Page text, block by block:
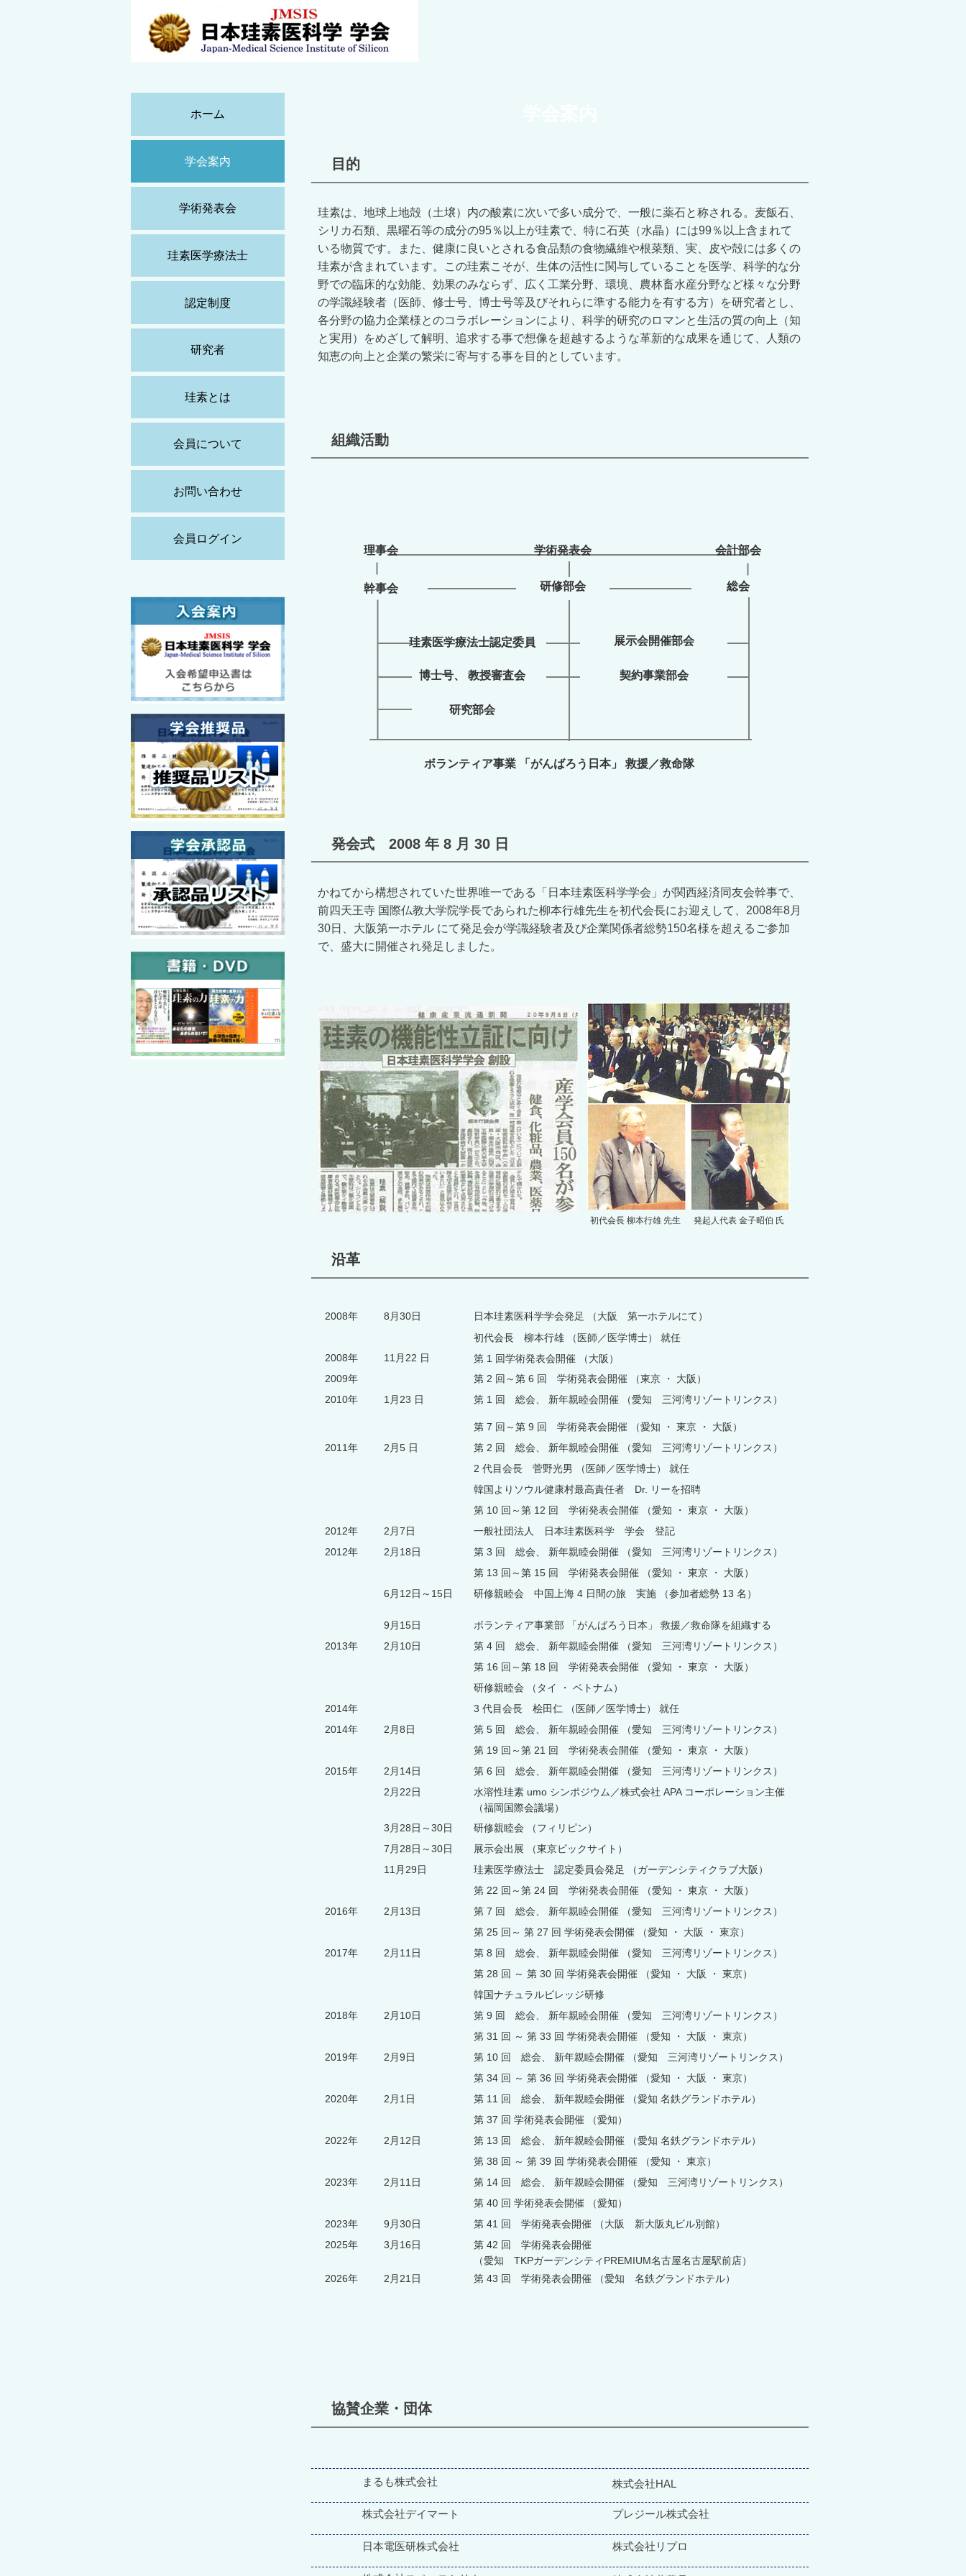
ホーム
学会案内
学術発表会
珪素医学療法士
認定制度
研究者
珪素とは
会員について
お問い合わせ
会員ログイン
目的
珪素は、地球上地殻（土壌）内の酸素に次いで多い成分で、一般に薬石と称される。麦飯石、
シリカ石類、黒曜石等の成分の95％以上が珪素で、特に石英（水晶）には99％以上含まれて
いる物質です。また、健康に良いとされる食品類の食物繊維や根菜類、実、皮や殻には多くの
珪素が含まれています。この珪素こそが、生体の活性に関与していることを医学、科学的な分
野での臨床的な効能、効果のみならず、広く工業分野、環境、農林畜水産分野など様々な分野
の学識経験者（医師、修士号、博士号等及びそれらに準する能力を有する方）を研究者とし、
各分野の協力企業様とのコラボレーションにより、科学的研究のロマンと生活の質の向上（知
と実用）をめざして解明、追求する事で想像を超越するような革新的な成果を通じて、人類の
知恵の向上と企業の繁栄に寄与する事を目的としています。
組織活動
理事会
研修部会 総会
幹事会
学術発表会 会計部会
珪素医学療法士認定委員 展示会開催部会
博士号、 教授審査会 契約事業部会
研究部会
ボランティア事業 「がんばろう日本」 救援／救命隊
発会式 2008 年 8 月 30 日
かねてから構想されていた世界唯一である「日本珪素医科学学会」が関西経済同友会幹事で、
前四天王寺 国際仏教大学院学長であられた柳本行雄先生を初代会長にお迎えして、2008年8月
30日、大阪第一ホテル にて発足会が学識経験者及び企業関係者総勢150名様を超えるご参加
で、盛大に開催され発足しました。
沿革
初代会長 柳本行雄 先生 発起人代表 金子昭伯 氏
2008年 8月30日 日本珪素医科学学会発足 （大阪 第一ホテルにて）
2008年
2009年
2010年
11月22 日
初代会長 柳本行雄 （医師／医学博士） 就任
第 1 回学術発表会開催 （大阪）
1月23 日
第 2 回～第 6 回 学術発表会開催 （東京 ・ 大阪）
第 1 回 総会、 新年親睦会開催 （愛知 三河湾リゾートリンクス）
第 7 回～第 9 回 学術発表会開催 （愛知 ・ 東京 ・ 大阪）
2011年
2月5 日
第 2 回 総会、 新年親睦会開催 （愛知 三河湾リゾートリンクス）
2 代目会長 菅野光男 （医師／医学博士） 就任
韓国よりソウル健康村最高責任者 Dr. リーを招聘
第 10 回～第 12 回 学術発表会開催 （愛知 ・ 東京 ・ 大阪）
2012年
2月7日
一般社団法人 日本珪素医科学 学会 登記
2012年
2月18日
第 3 回 総会、 新年親睦会開催 （愛知 三河湾リゾートリンクス）
第 13 回～第 15 回 学術発表会開催 （愛知 ・ 東京 ・ 大阪）
6月12日～15日
研修親睦会 中国上海 4 日間の旅 実施 （参加者総勢 13 名）
9月15日
ボランティア事業部 「がんばろう日本」 救援／救命隊を組織する
2013年
2月10日
第 4 回 総会、 新年親睦会開催 （愛知 三河湾リゾートリンクス）
第 16 回～第 18 回 学術発表会開催 （愛知 ・ 東京 ・ 大阪）
研修親睦会 （タイ ・ ベトナム）
2014年
3 代目会長 桧田仁 （医師／医学博士） 就任
2014年
2月8日
第 5 回 総会、 新年親睦会開催 （愛知 三河湾リゾートリンクス）
第 19 回～第 21 回 学術発表会開催 （愛知 ・ 東京 ・ 大阪）
2015年
2月14日
第 6 回 総会、 新年親睦会開催 （愛知 三河湾リゾートリンクス）
2月22日
水溶性珪素 umo シンポジウム／株式会社 APA コーポレーション主催
（福岡国際会議場）
3月28日～30日
研修親睦会 （フィリピン）
7月28日～30日
展示会出展 （東京ビックサイト）
11月29日
珪素医学療法士 認定委員会発足 （ガーデンシティクラブ大阪）
第 22 回～第 24 回 学術発表会開催 （愛知 ・ 東京 ・ 大阪）
2016年
2月13日
第 7 回 総会、 新年親睦会開催 （愛知 三河湾リゾートリンクス）
第 25 回～ 第 27 回 学術発表会開催 （愛知 ・ 大阪 ・ 東京）
2017年
2月11日
第 8 回 総会、 新年親睦会開催 （愛知 三河湾リゾートリンクス）
第 28 回 ～ 第 30 回 学術発表会開催 （愛知 ・ 大阪 ・ 東京）
韓国ナチュラルビレッジ研修
2018年
2月10日
第 9 回 総会、 新年親睦会開催 （愛知 三河湾リゾートリンクス）
第 31 回 ～ 第 33 回 学術発表会開催 （愛知 ・ 大阪 ・ 東京）
2019年
2月9日
第 10 回 総会、 新年親睦会開催 （愛知 三河湾リゾートリンクス）
第 34 回 ～ 第 36 回 学術発表会開催 （愛知 ・ 大阪 ・ 東京）
2020年
2月1日
第 11 回 総会、 新年親睦会開催 （愛知 名鉄グランドホテル）
第 37 回 学術発表会開催 （愛知）
2022年
2月12日
第 13 回 総会、 新年親睦会開催 （愛知 名鉄グランドホテル）
第 38 回 ～ 第 39 回 学術発表会開催 （愛知 ・ 東京）
2023年
2月11日
第 14 回 総会、 新年親睦会開催 （愛知 三河湾リゾートリンクス）
第 40 回 学術発表会開催 （愛知）
協賛企業・団体
まるも株式会社 株式会社HAL
株式会社デイマート プレジール株式会社
日本電医研株式会社 株式会社リプロ
2023年 9月30日
第 41 回 学術発表会開催 （大阪 新大阪丸ビル別館）
2025年
3月16日
第 42 回 学術発表会開催
（愛知 TKPガーデンシティPREMIUM名古屋名古屋駅前店）
2026年
2月21日 第 43 回 学術発表会開催 （愛知 名鉄グランドホテル）